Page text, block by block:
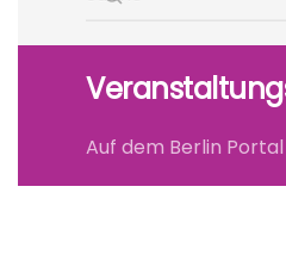
Auf dem Berlin